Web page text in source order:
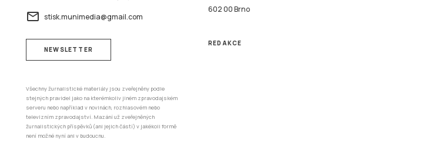
email stisk.munimedia@gmail.com
NEWSLETTER
Všechny žurnalistické materiály jsou zveřejněny podle
stejných pravidel jako na kterémkoliv jiném zpravodajském
serveru nebo například v novinách, rozhlasovém nebo
televizním zpravodajství. Mazání už zveřejněných
žurnalistických příspěvků (ani jejich částí) v jakékoli formě
není možné nyní ani v budoucnu.
602 00 Brno
REDAKCE